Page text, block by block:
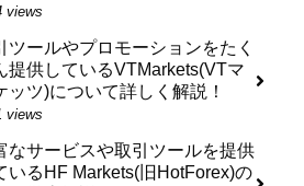
views
ツールやプロモーションをたく
提供しているVTMarkets(VTマ
ッツ)について詳しく解説！
views
なサービスや取引ツールを提供
いるHF Markets(旧HotForex)の